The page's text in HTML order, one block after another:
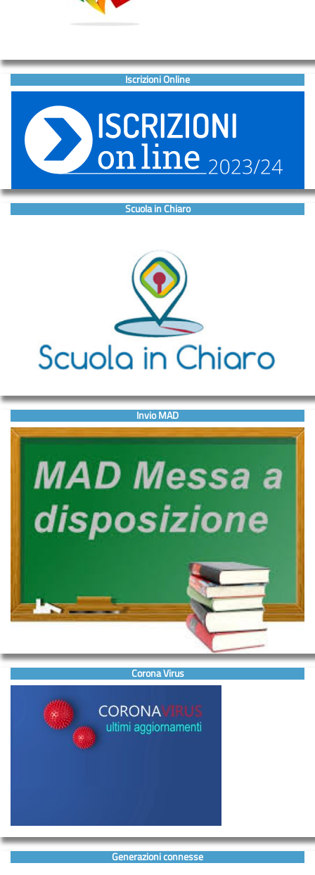
Iscrizioni Online
Scuola in Chiaro
Invio MAD
Corona Virus
Generazioni connesse